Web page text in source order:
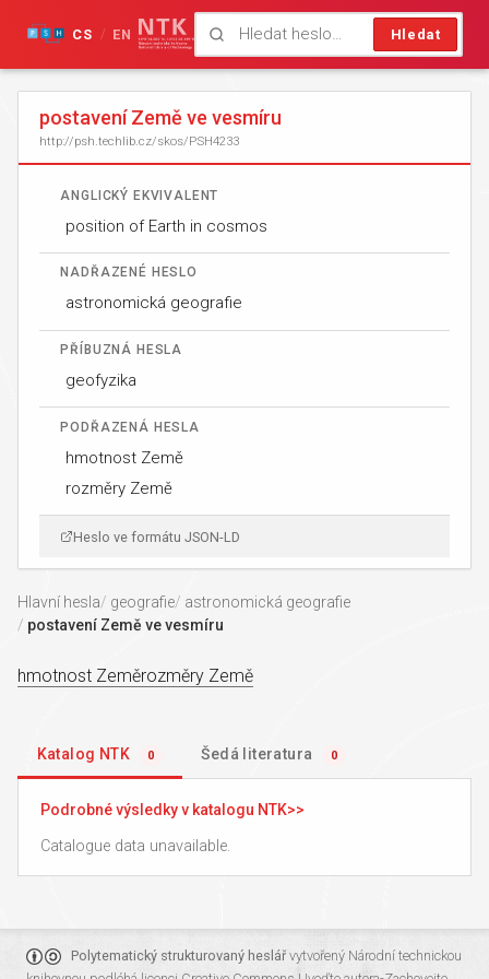
Hledat
CS / EN
postavení Země ve vesmíru
http://psh.techlib.cz/skos/PSH4233
ANGLICKÝ EKVIVALENT
position of Earth in cosmos
NADŘAZENÉ HESLO
astronomická geografie
PŘÍBUZNÁ HESLA
geofyzika
PODŘAZENÁ HESLA
hmotnost Země
rozměry Země
Heslo ve formátu JSON-LD
Hlavní hesla geografie
astronomická geografie
postavení Země ve vesmíru
hmotnost Zeměrozměry Země
Katalog NTK 0 Šedá literatura 0
Podrobné výsledky v katalogu NTK
Catalogue data unavailable.
Polytematický strukturovaný heslářvytvořený Národní technickou